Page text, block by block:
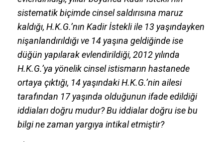
sistematik biçimde cinsel saldırısına maruz
kaldığı, H.K.G.’nın Kadir İstekli ile 13 yaşındayken
nişanlandırıldığı ve 14 yaşına geldiğinde ise
düğün yapılarak evlendirildiği, 2012 yılında
H.K.G.’ya yönelik cinsel istismarın hastanede
ortaya çıktığı, 14 yaşındaki H.K.G.’nin ailesi
tarafından 17 yaşında olduğunun ifade edildiği
iddiaları doğru mudur? Bu iddialar doğru ise bu
bilgi ne zaman yargıya intikal etmiştir?